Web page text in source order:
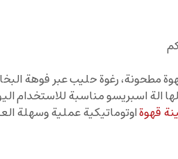
الة اسبريسو مناسبة للاستخدام
قهوةاوتوماتيكية عملية وسهلة